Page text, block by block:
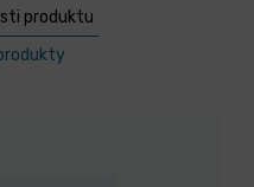
produktu